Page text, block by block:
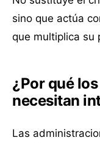
sino que actúa
que multiplica su
¿Por qué
necesitan
Las